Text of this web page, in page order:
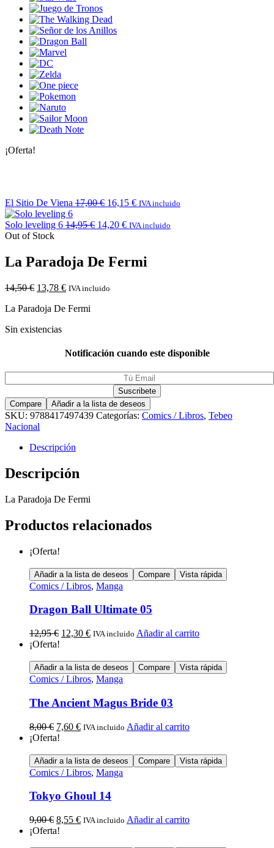
¡Oferta!
El Sitio De Viena 17,00€ 16,15 € IVA incluido
Solo leveling 6 14,95€ 14,20 € IVA incluido
Out of Stock
La Paradoja De Fermi
14,50€ 13,78 € IVA incluido
La Paradoja De Fermi
Sin existencias
Notificación cuando este disponible
Compare Añadir a la lista de deseos
SKU: 9788417497439 Categorías: Comics / Libros, Tebeo
Nacional
Descripción
Descripción
La Paradoja De Fermi
Productos relacionados
¡Oferta!
Añadir a la lista de deseos Compare Vista rápida
Comics / Libros, Manga
Dragon Ball Ultimate 05
12,95€ 12,30 € IVA incluido Añadir al carrito
¡Oferta!
Añadir a la lista de deseos Compare Vista rápida
Comics / Libros, Manga
The Ancient Magus Bride 03
8,00€ 7,60 € IVA incluido Añadir al carrito
¡Oferta!
Añadir a la lista de deseos Compare Vista rápida
Comics / Libros, Manga
Tokyo Ghoul 14
9,00€ 8,55 € IVA incluido Añadir al carrito
¡Oferta!